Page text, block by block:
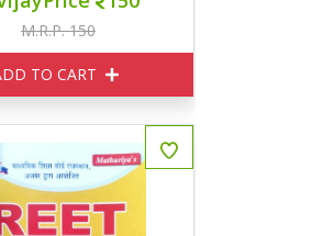
M.R.P. 150
TO CART